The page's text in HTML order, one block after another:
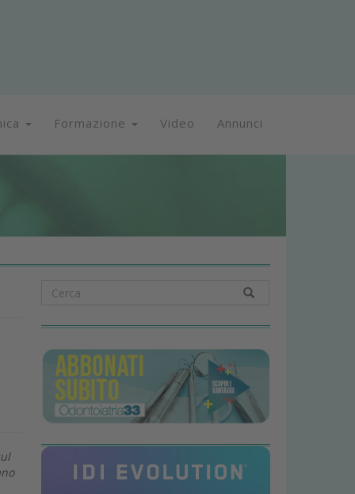
Formazione Video Annunci